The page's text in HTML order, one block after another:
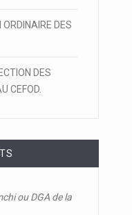
DES
DES
CEFOD.
ou DGA de la